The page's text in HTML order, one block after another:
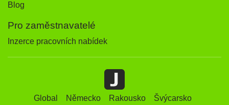
Blog
Pro zaměstnavatelé
Inzerce pracovních nabídek
Global Německo Rakousko
Švýcarsko